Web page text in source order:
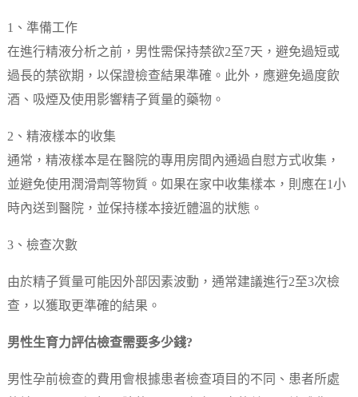
1、準備工作
在進行精液分析之前，男性需保持禁欲2至7天，避免過短或
過長的禁欲期，以保證檢查結果準確。此外，應避免過度飲
酒、吸煙及使用影響精子質量的藥物。
2、精液樣本的收集
通常，精液樣本是在醫院的專用房間內通過自慰方式收集，
並避免使用潤滑劑等物質。如果在家中收集樣本，則應在1小
時內送到醫院，並保持樣本接近體溫的狀態。
3、檢查次數
由於精子質量可能因外部因素波動，通常建議進行2至3次檢
查，以獲取更準確的結果。
男性生育力評估檢查需要多少錢?
男性孕前檢查的費用會根據患者檢查項目的不同、患者所處